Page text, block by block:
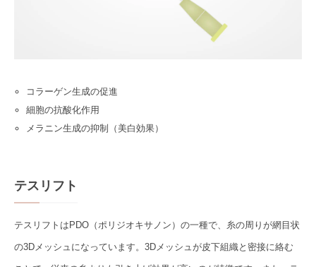
コラーゲン生成の促進
細胞の抗酸化作用
メラニン生成の抑制（美白効果）
テスリフト
テスリフトはPDO（ポリジオキサノン）の一種で、糸の周りが網目状
の3Dメッシュになっています。3Dメッシュが皮下組織と密接に絡む